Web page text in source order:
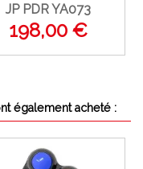
JP PDR YA073
198,00 €
également acheté :